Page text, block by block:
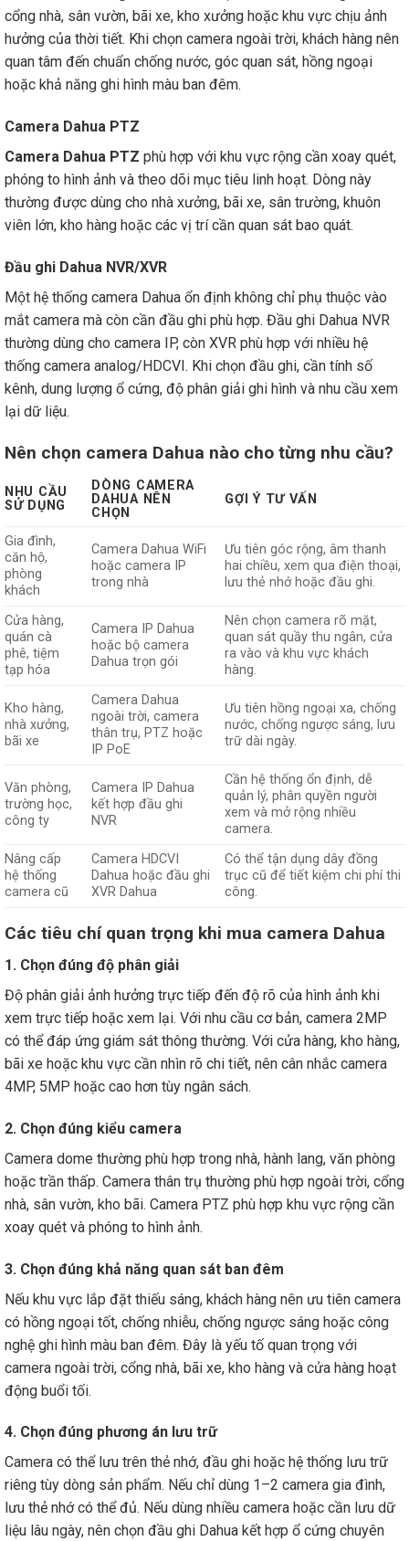
cổng nhà, sân vườn, bãi xe, kho xưởng hoặc khu vực chịu ảnh
hưởng của thời tiết. Khi chọn camera ngoài trời, khách hàng nên
quan tâm đến chuẩn chống nước, góc quan sát, hồng ngoại
hoặc khả năng ghi hình màu ban đêm.
Camera Dahua PTZ
Camera Dahua PTZ phù hợp với khu vực rộng cần xoay quét,
phóng to hình ảnh và theo dõi mục tiêu linh hoạt. Dòng này
thường được dùng cho nhà xưởng, bãi xe, sân trường, khuôn
viên lớn, kho hàng hoặc các vị trí cần quan sát bao quát.
Đầu ghi Dahua NVR/XVR
Một hệ thống camera Dahua ổn định không chỉ phụ thuộc vào
mắt camera mà còn cần đầu ghi phù hợp. Đầu ghi Dahua NVR
thường dùng cho camera IP, còn XVR phù hợp với nhiều hệ
thống camera analog/HDCVI. Khi chọn đầu ghi, cần tính số
kênh, dung lượng ổ cứng, độ phân giải ghi hình và nhu cầu xem
lại dữ liệu.
Nên chọn camera Dahua nào cho từng nhu cầu?
NHU CẦU
SỬ DỤNG
DÒNG CAMERA
DAHUA NÊN
CHỌN
GỢI Ý TƯ VẤN
Gia đình,
căn hộ,
phòng
khách
Camera Dahua WiFi
hoặc camera IP
trong nhà
Ưu tiên góc rộng, âm thanh
hai chiều, xem qua điện thoại,
lưu thẻ nhớ hoặc đầu ghi.
Cửa hàng,
quán cà
phê, tiệm
tạp hóa
Camera IP Dahua
hoặc bộ camera
Dahua trọn gói
Nên chọn camera rõ mặt,
quan sát quầy thu ngân, cửa
ra vào và khu vực khách
hàng.
Kho hàng,
nhà xưởng,
bãi xe
Camera Dahua
ngoài trời, camera
thân trụ, PTZ hoặc
IP PoE
Ưu tiên hồng ngoại xa, chống
nước, chống ngược sáng, lưu
trữ dài ngày.
Văn phòng,
trường học,
công ty
Camera IP Dahua
kết hợp đầu ghi
NVR
Cần hệ thống ổn định, dễ
quản lý, phân quyền người
xem và mở rộng nhiều
camera.
Nâng cấp
hệ thống
camera cũ
Camera HDCVI
Dahua hoặc đầu ghi
XVR Dahua
Có thể tận dụng dây đồng
trục cũ để tiết kiệm chi phí thi
công.
Các tiêu chí quan trọng khi mua camera Dahua
1. Chọn đúng độ phân giải
Độ phân giải ảnh hưởng trực tiếp đến độ rõ của hình ảnh khi
xem trực tiếp hoặc xem lại. Với nhu cầu cơ bản, camera 2MP
có thể đáp ứng giám sát thông thường. Với cửa hàng, kho hàng,
bãi xe hoặc khu vực cần nhìn rõ chi tiết, nên cân nhắc camera
4MP, 5MP hoặc cao hơn tùy ngân sách.
2. Chọn đúng kiểu camera
Camera dome thường phù hợp trong nhà, hành lang, văn phòng
hoặc trần thấp. Camera thân trụ thường phù hợp ngoài trời, cổng
nhà, sân vườn, kho bãi. Camera PTZ phù hợp khu vực rộng cần
xoay quét và phóng to hình ảnh.
3. Chọn đúng khả năng quan sát ban đêm
Nếu khu vực lắp đặt thiếu sáng, khách hàng nên ưu tiên camera
có hồng ngoại tốt, chống nhiễu, chống ngược sáng hoặc công
nghệ ghi hình màu ban đêm. Đây là yếu tố quan trọng với
camera ngoài trời, cổng nhà, bãi xe, kho hàng và cửa hàng hoạt
động buổi tối.
4. Chọn đúng phương án lưu trữ
Camera có thể lưu trên thẻ nhớ, đầu ghi hoặc hệ thống lưu trữ
riêng tùy dòng sản phẩm. Nếu chỉ dùng 1–2 camera gia đình,
lưu thẻ nhớ có thể đủ. Nếu dùng nhiều camera hoặc cần lưu dữ
liệu lâu ngày, nên chọn đầu ghi Dahua kết hợp ổ cứng chuyên